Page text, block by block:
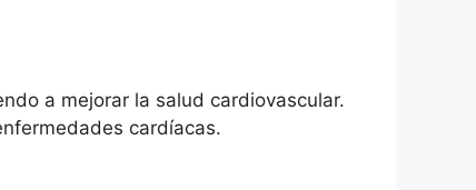
a mejorar la salud cardiovascular.
cardíacas.